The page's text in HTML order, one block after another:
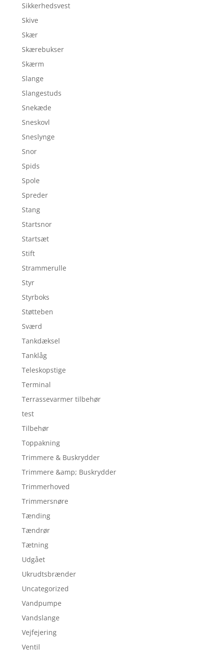
Sikkerhedsvest
Skive
Skær
Skærebukser
Skærm
Slange
Slangestuds
Snekæde
Sneskovl
Sneslynge
Snor
Spids
Spole
Spreder
Stang
Startsnor
Startsæt
Stift
Strammerulle
Styr
Styrboks
Støtteben
Sværd
Tankdæksel
Tanklåg
Teleskopstige
Terminal
Terrassevarmer tilbehør
test
Tilbehør
Toppakning
Trimmere & Buskrydder
Trimmere &amp; Buskrydder
Trimmerhoved
Trimmersnøre
Tænding
Tændrør
Tætning
Udgået
Ukrudtsbrænder
Uncategorized
Vandpumpe
Vandslange
Vejfejering
Ventil